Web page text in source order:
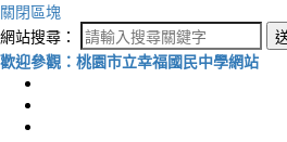
關閉區塊
網站搜尋：
歡迎參觀：桃園市立幸福國民中學網站